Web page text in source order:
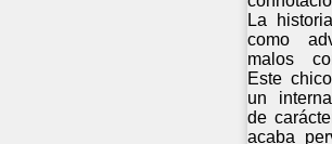
La
como
malos
Este
un
de
acaba